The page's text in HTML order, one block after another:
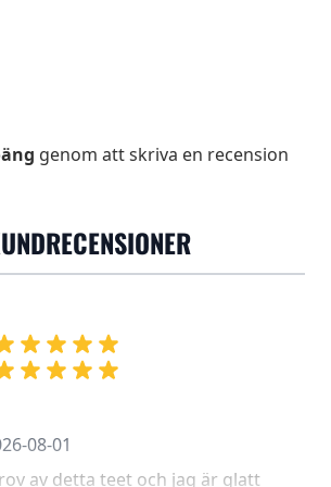
genom att skriva en recension
08-01
av detta teet och jag är glatt